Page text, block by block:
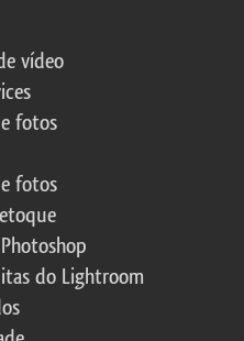
vídeo
fotos
fotos
do Lightroom